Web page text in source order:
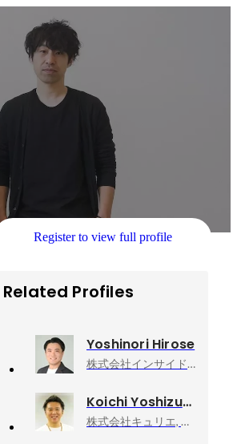
Register to view full profile
Related Profiles
Yoshinori Hirose
株式会社インサイドエックス, 代表取締役
Koichi Yoshizuka
株式会社キュリエ, 代表取締役社長